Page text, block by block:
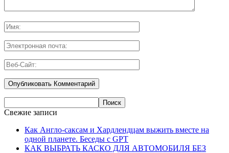
Свежие записи
Как Англо-саксам и Хардлендцам выжить вместе на
одной планете. Беседы с GPT
КАК ВЫБРАТЬ КАСКО ДЛЯ АВТОМОБИЛЯ БЕЗ